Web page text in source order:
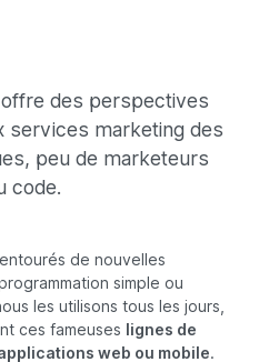
offre des perspectives
services marketing des
peu de marketeurs
code.
de nouvelles
simple ou
les utilisons tous les jours,
ces fameuses
lignes de
web ou mobile.